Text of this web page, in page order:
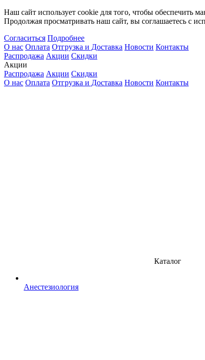
Наш сайт использует cookie для того, чтобы обеспечить
Продолжая просматривать наш сайт, вы соглашаетесь с
Согласиться Подробнее
О нас Оплата Отгрузка и Доставка Новости Контакты
Распродажа Акции Скидки
Акции
Распродажа Акции Скидки
О нас Оплата Отгрузка и Доставка Новости Контакты
Каталог
Анестезиология